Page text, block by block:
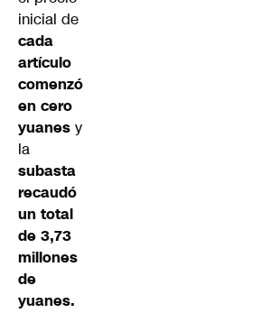
inicial de
cada
artículo
comenzó
en cero
yuanes y
la
subasta
recaudó
un total
de 3,73
millones
de
yuanes.